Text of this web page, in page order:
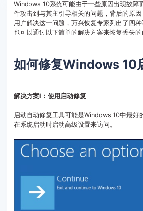
客服热线：4000-
Windows 10系统可能由于一些原因出现故障
件攻击到与其主引导相关的问题，背后的原
用户解决这一问题，万兴恢复专家列出了四
也可以通过以下简单的解决方案来恢复丢失的
如何修复Windows 10
解决方案I：使用启动修复
启动自动修复工具可能是Windows 10中最好
在系统启动时启动高级设置来访问。